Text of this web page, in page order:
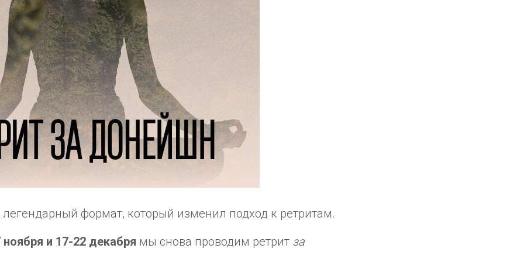
формат, который изменил подход к ретритам.
ноября и 17-22 декабря мы снова проводим ретрит за